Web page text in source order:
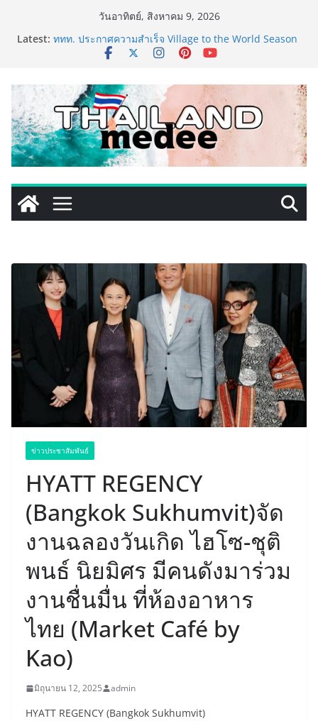
วันอาทิตย์, สิงหาคม 9, 2026
Latest: เริ่มแล้ว! อ.ต.ก.แฟร์ 4 ภาค @ภาคกลาง “มนต์เสน่ห์เกษตร
ไทย สู่ใจกลางมหานคร” ชวนชิม ช้อป สินค้าเกษตร
ททท. ประกาศความสำเร็จ Village to the World Season
5 ผนึก 9 พันธมิตร ขับเคลื่อน ESG Tourism สืบสานพระ
ราชปณิธาน สร้างคุณค่าการท่องเที่ยวไทยอย่างยั่งยืน
เหิงลี่ แมนูแฟคเจอริ่ง เทคโนโลยี (ไทยแลนด์) เปิดโรงงาน
แห่งใหม่ในชลบุรี เดินหน้าขยายฐานการผลิตสู่เอเชียตะวัน
ออกเฉียงใต้ เสริมแกร่งยุทธศาสตร์ระดับโลก
LORDNINE จัดศึกคนดังสายเกม ไทย ปะทะ ฟิลิปปินส์ ใน
“Rise of the Tenth Lord” เปิดสงครามกิลด์ข้ามประเทศ
ฉลองเซิร์ฟเวอร์ใหม่ เฮเลนา
PIPPER STANDARD® เปิดตัวแชมพูอาบน้ำ และ โฟมอาบ
แห้งสัตว์เลี้ยง ชูนวัตกรรมพลังธรรมชาติ “Zero-Residue”
ข่าวประชาสัมพันธ์
HYATT REGENCY
(Bangkok Sukhumvit)จัด
งานฉลองวันเกิด ไฮโซ-ชุติ
พนธ์ นิยมิศร มีคนดังมาร่วม
งานชื่นมื่น ที่ห้องอาหาร
ไทย (Market Café by
Kao)
มิถุนายน 12, 2025 admin
HYATT REGENCY (Bangkok Sukhumvit)